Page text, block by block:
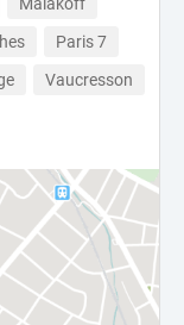
Paris 7
Vaucresson